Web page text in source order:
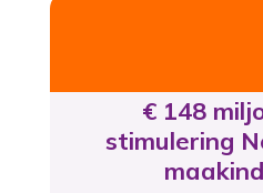
€ 148
stimulering